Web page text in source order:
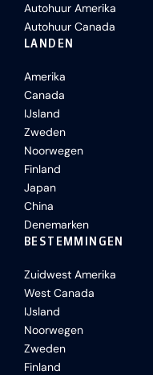
Autohuur Amerika
Autohuur Canada
LANDEN
Amerika
Canada
IJsland
Zweden
Noorwegen
Finland
Japan
China
Denemarken
BESTEMMINGEN
Zuidwest Amerika
West Canada
IJsland
Noorwegen
Zweden
Finland